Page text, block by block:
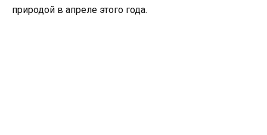
природой в апреле этого года.